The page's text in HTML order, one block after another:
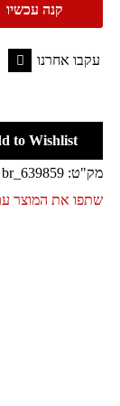
Philips
Avent
קנה עכשיו
עקבו אחרנו
to Wishlist
מק"ט: br_639859
שתפו את המוצר